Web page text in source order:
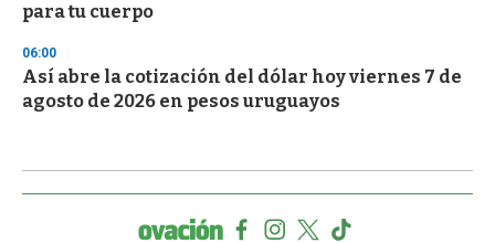
para tu cuerpo
06:00
Así abre la cotización del dólar hoy viernes 7 de
agosto de 2026 en pesos uruguayos